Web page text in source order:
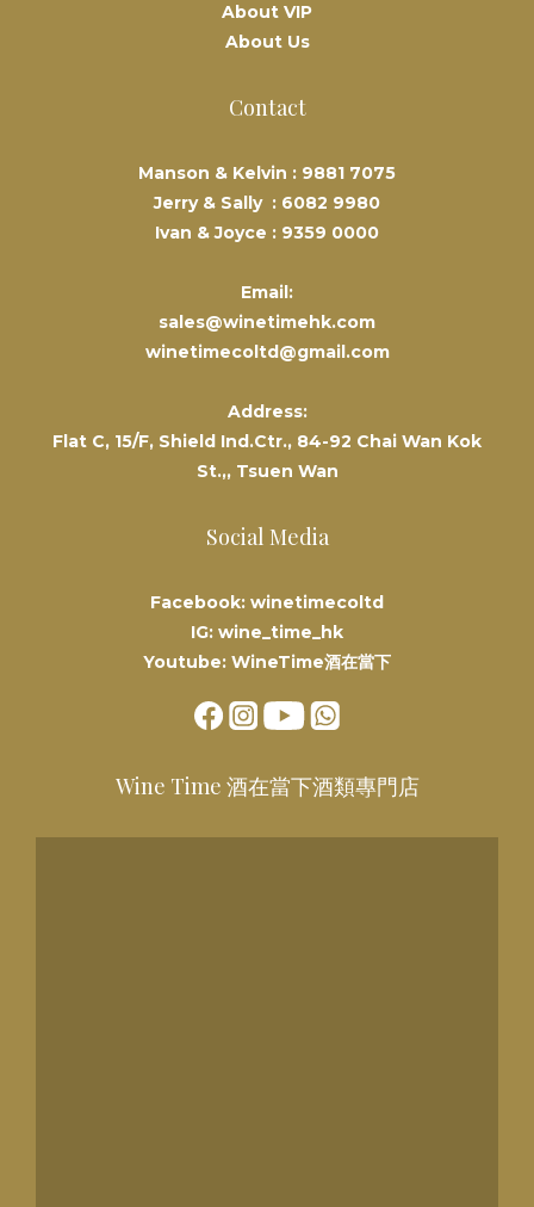
About VIP
About Us
Contact
Manson & Kelvin : 9881 7075
Jerry & Sally : 6082 9980
Ivan & Joyce : 9359 0000
Email:
sales@winetimehk.com
winetimecoltd@gmail.com
Address:
Flat C, 15/F, Shield Ind.Ctr., 84-92 Chai Wan Kok
St.,, Tsuen Wan
Social Media
Facebook: winetimecoltd
IG: wine_time_hk
Youtube: WineTime酒在當下
Wine Time 酒在當下酒類專門店